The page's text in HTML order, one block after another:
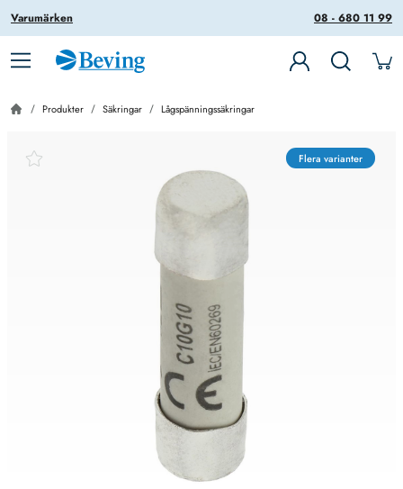
08 - 680 11 99
Varumärken
Produkter Säkringar Lågspänningssäkringar
Flera varianter